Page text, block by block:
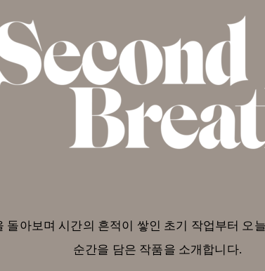
돌아보며 시간의 흔적이 쌓인 초기 작업부터
순간을 담은 작품을 소개합니다.